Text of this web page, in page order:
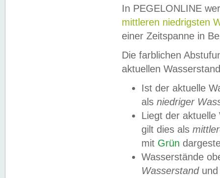
In PEGELONLINE
mittleren niedrigsten
einer Zeitspanne in
Die farblichen
aktuellen
Ist der aktuelle
als niedriger
Liegt der
gilt dies als
mit Grün
Wasserstände
Wasserstandund